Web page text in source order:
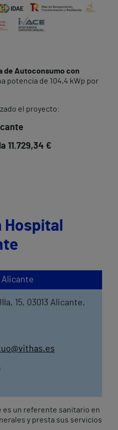
de Autoconsumo con
potencia de 104,4 kWp por
el proyecto:
11.729,34 €
Hospital
15, 03013 Alicante,
es un referente sanitario en
y presta sus servicios